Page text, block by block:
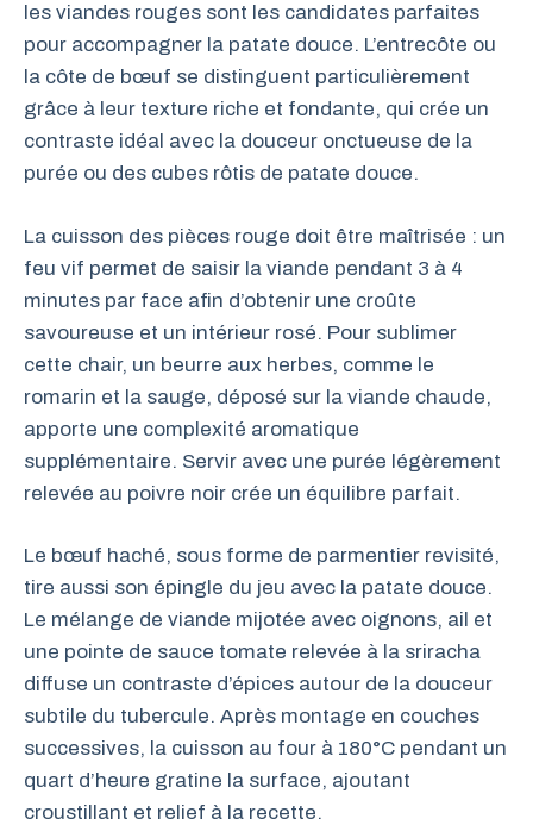
les viandes rouges sont les candidates parfaites
pour accompagner la patate douce. L’entrecôte ou
la côte de bœuf se distinguent particulièrement
grâce à leur texture riche et fondante, qui crée un
contraste idéal avec la douceur onctueuse de la
purée ou des cubes rôtis de patate douce.
La cuisson des pièces rouge doit être maîtrisée : un
feu vif permet de saisir la viande pendant 3 à 4
minutes par face afin d’obtenir une croûte
savoureuse et un intérieur rosé. Pour sublimer
cette chair, un beurre aux herbes, comme le
romarin et la sauge, déposé sur la viande chaude,
apporte une complexité aromatique
supplémentaire. Servir avec une purée légèrement
relevée au poivre noir crée un équilibre parfait.
Le bœuf haché, sous forme de parmentier revisité,
tire aussi son épingle du jeu avec la patate douce.
Le mélange de viande mijotée avec oignons, ail et
une pointe de sauce tomate relevée à la sriracha
diffuse un contraste d’épices autour de la douceur
subtile du tubercule. Après montage en couches
successives, la cuisson au four à 180°C pendant un
quart d’heure gratine la surface, ajoutant
croustillant et relief à la recette.